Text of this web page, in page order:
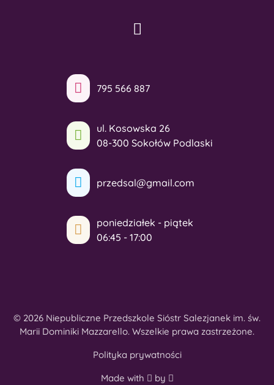
795 566 887
ul. Kosowska 26
08-300 Sokołów Podlaski
przedsal@gmail.com
poniedziałek - piątek
06:45 - 17:00
© 2026 Niepubliczne Przedszkole Sióstr Salezjanek im. św.
Marii Dominiki Mazzarello. Wszelkie prawa zastrzeżone.
Polityka prywatności
Made with
by